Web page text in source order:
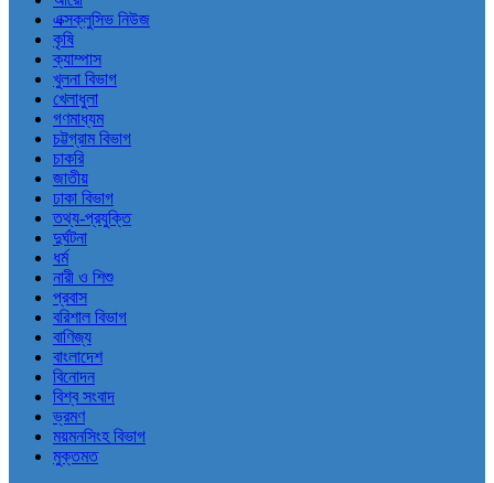
এক্সক্লুসিভ নিউজ
কৃষি
ক্যাম্পাস
খুলনা বিভাগ
খেলাধুলা
গণমাধ্যম
চট্টগ্রাম বিভাগ
চাকরি
জাতীয়
ঢাকা বিভাগ
তথ্য-প্রযুক্তি
দুর্ঘটনা
ধর্ম
নারী ও শিশু
প্রবাস
বরিশাল বিভাগ
বাণিজ্য
বাংলাদেশ
বিনোদন
বিশ্ব সংবাদ
ভ্রমণ
ময়মনসিংহ বিভাগ
মুক্তমত